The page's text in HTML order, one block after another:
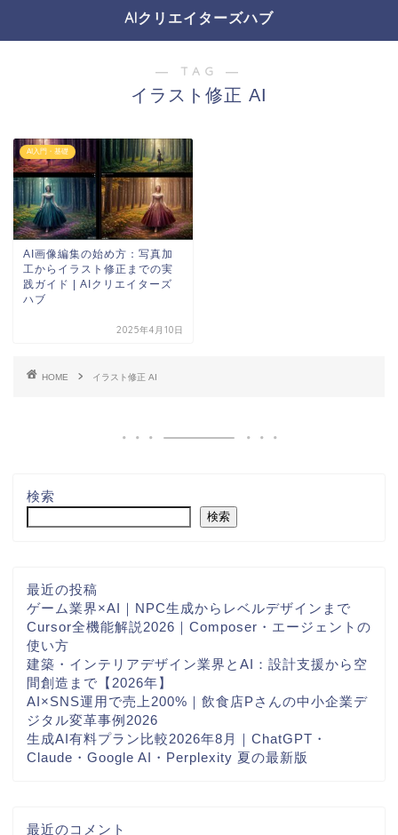
AIクリエイターズハブ
― TAG ―
イラスト修正 AI
AI入門・基礎
AI画像編集の始め方：写真加
工からイラスト修正までの実
践ガイド | AIクリエイターズ
ハブ
2025年4月10日
HOME イラスト修正 AI
検索
検索
最近の投稿
ゲーム業界×AI｜NPC生成からレベルデザインまで
Cursor全機能解説2026｜Composer・エージェントの
使い方
建築・インテリアデザイン業界とAI：設計支援から空
間創造まで【2026年】
AI×SNS運用で売上200%｜飲食店Pさんの中小企業デ
ジタル変革事例2026
生成AI有料プラン比較2026年8月｜ChatGPT・
Claude・Google AI・Perplexity 夏の最新版
最近のコメント